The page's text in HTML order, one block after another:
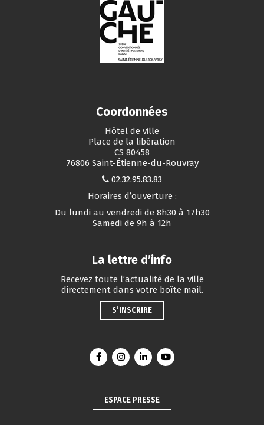
Coordonnées
Hôtel de ville
Place de la libération
CS 80458
76806 Saint-Étienne-du-Rouvray
02.32.95.83.83
Horaires d’ouverture :
Du lundi au vendredi de 8h30 à 17h30
Samedi de 9h à 12h
La lettre d’info
Recevez toute l’actualité de la ville
directement dans votre boîte mail.
S’INSCRIRE
Lien vers le compte Facebook
Lien vers le compte Instagram
Lien vers le compte Linkedin
Lien vers la chaîne
ESPACE PRESSE